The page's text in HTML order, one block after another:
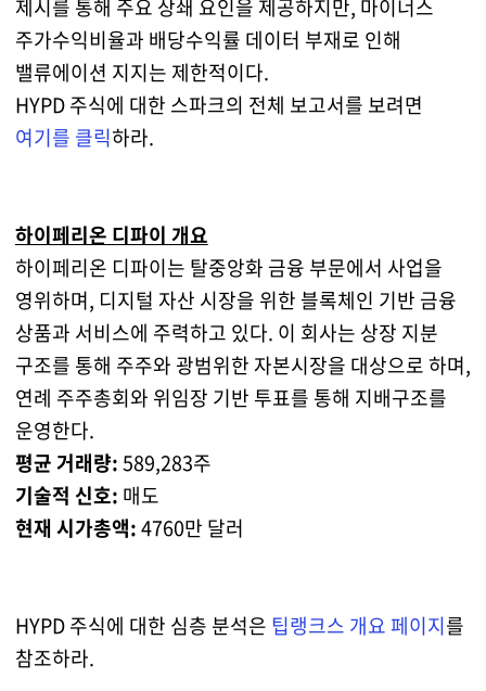
제시를 통해 주요 상쇄 요인을 제공하지만, 마이너스
주가수익비율과 배당수익률 데이터 부재로 인해
밸류에이션 지지는 제한적이다.
HYPD 주식에 대한 스파크의 전체 보고서를 보려면
여기를 클릭하라.
하이페리온 디파이 개요
하이페리온 디파이는 탈중앙화 금융 부문에서 사업을
영위하며, 디지털 자산 시장을 위한 블록체인 기반 금융
상품과 서비스에 주력하고 있다. 이 회사는 상장 지분
구조를 통해 주주와 광범위한 자본시장을 대상으로 하며,
연례 주주총회와 위임장 기반 투표를 통해 지배구조를
운영한다.
평균 거래량:589,283주
기술적 신호: 매도
현재 시가총액:4760만 달러
HYPD 주식에 대한 심층 분석은 팁랭크스 개요 페이지를
참조하라.